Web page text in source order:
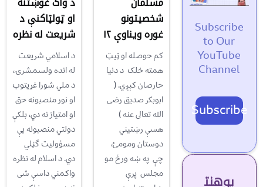
Subscribe
to Our
YouTube
Channel
Subscribe
پوهنت
شخصیتونو
غوره ویناوې ۱۲
کم حوصله او ټيټ
همته خلک د دنيا
حارصان کېږي. (
ابوبکر صديق رضى
الله تعالى عنه )
هسې رښتيني
دوستان ومومئ،
چې په ښه ورځ مو
مجلس پرې
او ټولټاکنې د
شریعت له نظره
د اسلامي شریعت
له انده ولسمشرۍ،
د ملي شورا غړیتوب
او نور منصبونه حق
او امتیاز نه دي، بلکې
دولتي منصبونه یې
مسؤولیت گڼلي
دي. د اسلام له نظره
واکمني داسې شی